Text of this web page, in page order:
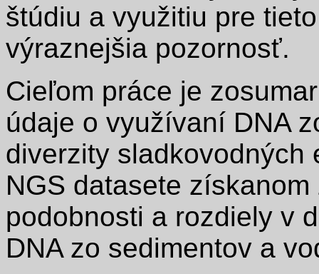
štúdiu a využitiu pre
výraznejšia pozornosť.
Cieľom práce je
údaje o využívaní DNA
diverzity sladkovodných
NGS datasete
podobnosti a rozdiely v
DNA zo sedimentov a